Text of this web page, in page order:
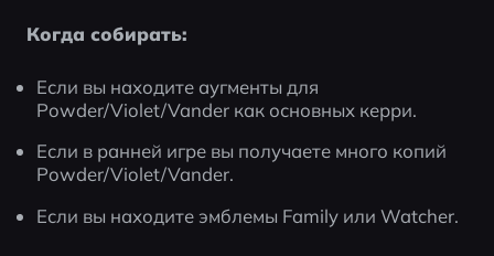
Когда собирать:
Если вы находите аугменты для
Powder/Violet/Vander как основных керри.
Если в ранней игре вы получаете много копий
Powder/Violet/Vander.
Если вы находите эмблемы Family или Watcher.